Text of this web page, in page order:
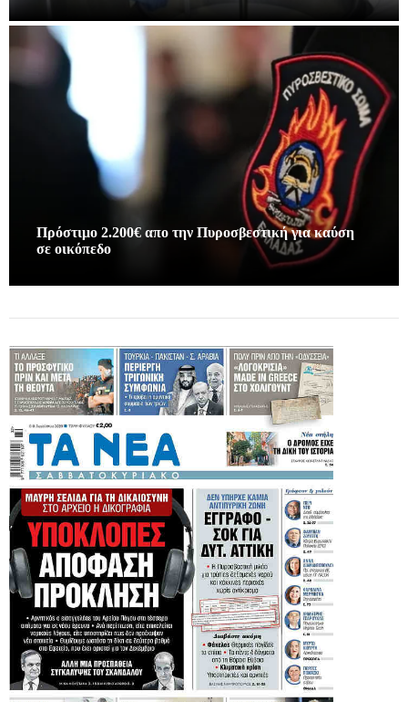
Πρόστιμο 2.200€ απο την Πυροσβεστική για καύση
σε οικόπεδο